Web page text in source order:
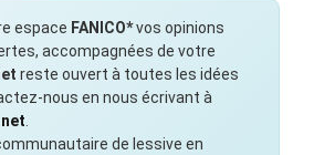
espace FANICO*vos opinions
accompagnées de votre
reste ouvert à toutes les idées
nous en nous écrivant à
de lessive en